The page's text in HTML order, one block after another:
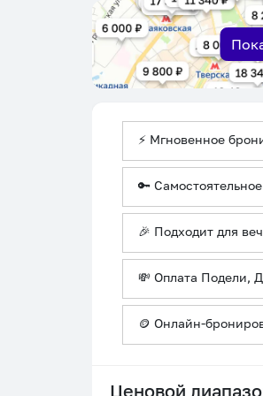
⚡ Мгновенное
🔑
🎉 Подходит для
💸 Оплата Подели,
🪙 Онлайн-
Ценовой